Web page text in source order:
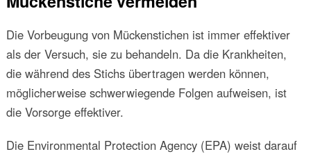
Die Vorbeugung von Mückenstichen ist immer effektiver
als der Versuch, sie zu behandeln. Da die Krankheiten,
die während des Stichs übertragen werden können,
möglicherweise schwerwiegende Folgen aufweisen, ist
die Vorsorge effektiver.
Die Environmental Protection Agency (EPA) weist darauf